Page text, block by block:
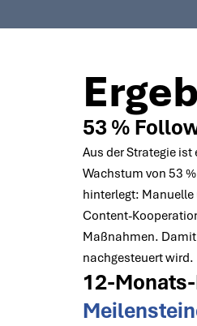
53 %
Aus der Strategie
Wachstum von 53
hinterlegt:
Content-
Maßnahmen.
nachgesteuert wird.
12-